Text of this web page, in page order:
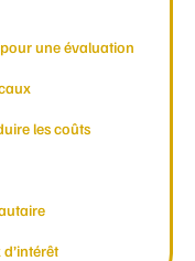
une évaluation
les coûts